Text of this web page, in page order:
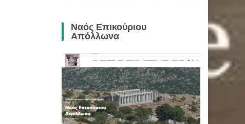
Ναός Επικούριου
Απόλλωνα